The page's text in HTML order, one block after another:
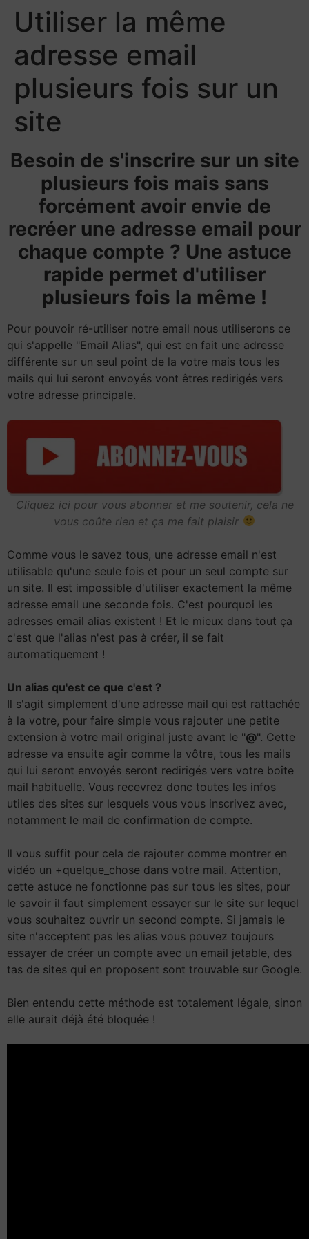
Utiliser la même
adresse email
plusieurs fois sur un
site
Besoin de s'inscrire sur un site
plusieurs fois mais sans
forcément avoir envie de
recréer une adresse email pour
chaque compte ? Une astuce
rapide permet d'utiliser
plusieurs fois la même !
Pour pouvoir ré-utiliser notre email nous utiliserons ce
qui s'appelle "Email Alias", qui est en fait une adresse
différente sur un seul point de la votre mais tous les
mails qui lui seront envoyés vont êtres redirigés vers
votre adresse principale.
Cliquez ici pour vous abonner et me soutenir, cela ne
vous coûte rien et ça me fait plaisir
Comme vous le savez tous, une adresse email n'est
utilisable qu'une seule fois et pour un seul compte sur
un site. Il est impossible d'utiliser exactement la même
adresse email une seconde fois. C'est pourquoi les
adresses email alias existent ! Et le mieux dans tout ça
c'est que l'alias n'est pas à créer, il se fait
automatiquement !
Un alias qu'est ce que c'est ?
Il s'agit simplement d'une adresse mail qui est rattachée
à la votre, pour faire simple vous rajouter une petite
extension à votre mail original juste avant le "@". Cette
adresse va ensuite agir comme la vôtre, tous les mails
qui lui seront envoyés seront redirigés vers votre boîte
mail habituelle. Vous recevrez donc toutes les infos
utiles des sites sur lesquels vous vous inscrivez avec,
notamment le mail de confirmation de compte.
Il vous suffit pour cela de rajouter comme montrer en
vidéo un +quelque_chose dans votre mail. Attention,
cette astuce ne fonctionne pas sur tous les sites, pour
le savoir il faut simplement essayer sur le site sur lequel
vous souhaitez ouvrir un second compte. Si jamais le
site n'acceptent pas les alias vous pouvez toujours
essayer de créer un compte avec un email jetable, des
tas de sites qui en proposent sont trouvable sur Google.
Bien entendu cette méthode est totalement légale, sinon
elle aurait déjà été bloquée !